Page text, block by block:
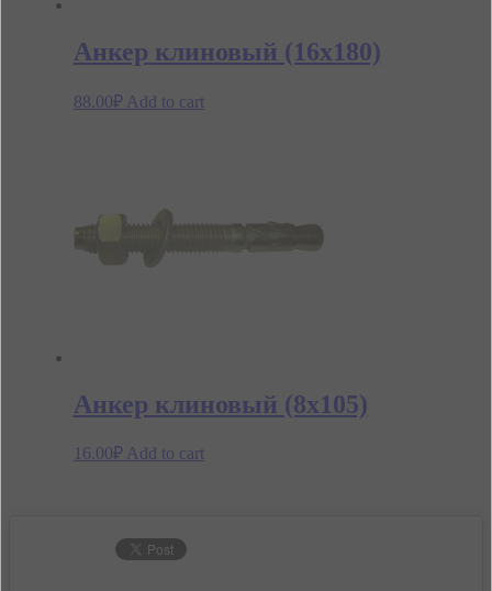
Анкер клиновый (16х180)
88.00₽ Add to cart
Анкер клиновый (8х105)
16.00₽ Add to cart